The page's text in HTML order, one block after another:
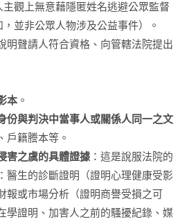
主觀上無意藉隱匿姓名逃避公眾監督
，並非公眾人物涉及公益事件）。
明聲請人符合資格、向管轄法院提出
本 。
份與判決中當事人或關係人同一之文
戶籍謄本等。
害之虞的具體證據 ：這是說服法院的
醫生的診斷證明（證明心理健康受影
報或市場分析（證明商譽受損之可
學證明、加害人之前的騷擾紀錄、媒